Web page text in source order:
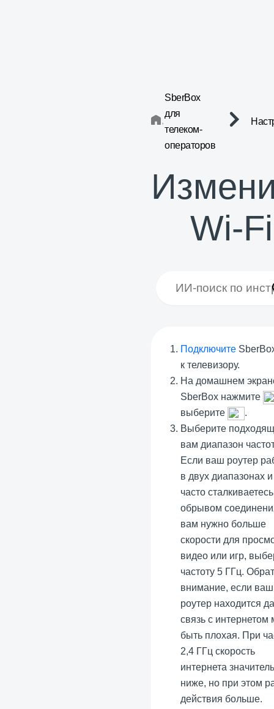
SberBox
для
телеком-
операторов
Wi-Fi
Подключите
к телевизору.
На домашнем
SberBox нажмите
выберите
.
Выберите
вам диапазон
Если ваш роутер
в двух диапазонах
часто
обрывом
вам нужно больше
скорости для
видео или игр,
частоту 5 ГГц.
внимание, если ваш
роутер находится
связь с интернетом
быть плохая. При
2,4 ГГц скорость
интернета
ниже, но при этом
действия больше.